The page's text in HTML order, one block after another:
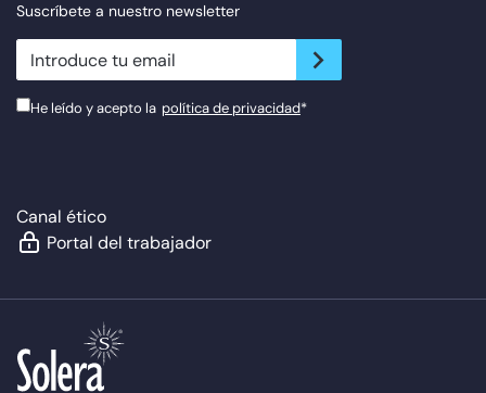
Suscríbete a nuestro newsletter
newsletter.suscribe
He leído y acepto la política de privacidad*
Canal ético
Portal del trabajador